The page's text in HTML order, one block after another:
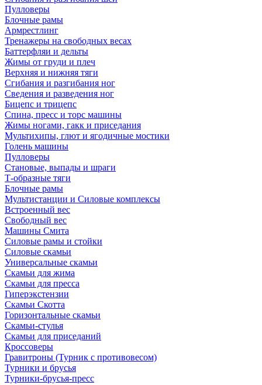
Пулловеры
Блочные рамы
Армрестлинг
Тренажеры на свободных весах
Баттерфляи и дельты
Жимы от груди и плеч
Верхняя и нижняя тяги
Сгибания и разгибания ног
Сведения и разведения ног
Бицепс и трицепс
Спина, пресс и торс машины
Жимы ногами, гакк и приседания
Мультихипы, глют и ягодичные мостики
Голень машины
Пулловеры
Становые, выпады и шраги
Т-образные тяги
Блочные рамы
Мультистанции и Силовые комплексы
Встроенный вес
Свободный вес
Машины Смита
Силовые рамы и стойки
Силовые скамьи
Универсальные скамьи
Скамьи для жима
Скамьи для пресса
Гиперэкстензии
Скамьи Скотта
Горизонтальные скамьи
Скамьи-стулья
Скамьи для приседаний
Кроссоверы
Гравитроны (Турник с противовесом)
Турники и брусья
Турники-брусья-пресс